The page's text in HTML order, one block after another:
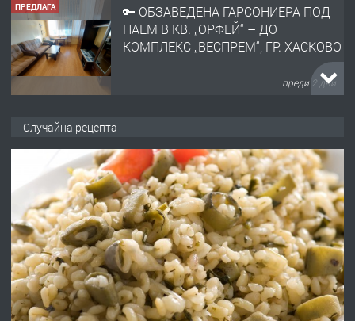
ПРЕДЛАГА
🔑 ОБЗАВЕДЕНА ГАРСОНИЕРА ПОД
НАЕМ В КВ. „ОРФЕЙ“ – ДО
КОМПЛЕКС „ВЕСПРЕМ“, ГР. ХАСКОВО
преди 2 дни
АПАРТАМЕНТ В ЦЕНТЪРА НА ГР.
ХАСКОВО
преди 3 дни
ПРЕДЛАГА Давам гараж под наем
преди 3 дни
Случайна рецепта